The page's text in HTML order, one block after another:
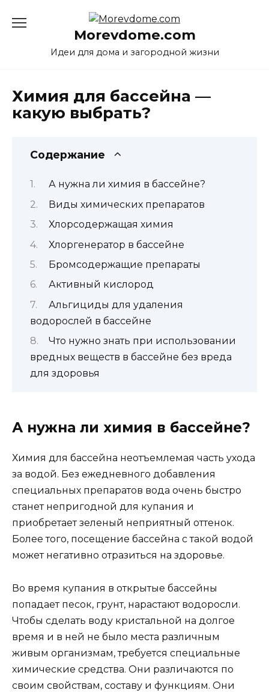
Morevdome.com
Идеи для дома и загородной жизни
Химия для бассейна —
какую выбрать?
Содержание
А нужна ли химия в бассейне?
Виды химических препаратов
Хлорсодержащая химия
Хлоргенератор в бассейне
Бромсодержащие препараты
Активный кислород
Альгициды для удаления
водорослей в бассейне
Что нужно знать при использовании
вредных веществ в бассейне без вреда
для здоровья
А нужна ли химия в бассейне?
Химия для бассейна неотъемлемая часть ухода
за водой. Без ежедневного добавления
специальных препаратов вода очень быстро
станет непригодной для купания и
приобретает зеленый неприятный оттенок.
Более того, посещение бассейна с такой водой
может негативно отразиться на здоровье.
Во время купания в открытые бассейны
попадает песок, грунт, нарастают водоросли.
Чтобы сделать воду кристальной на долгое
время и в ней не было места различным
живым организмам, требуется специальные
химические средства. Они различаются по
своим свойствам, составу и функциям. Они